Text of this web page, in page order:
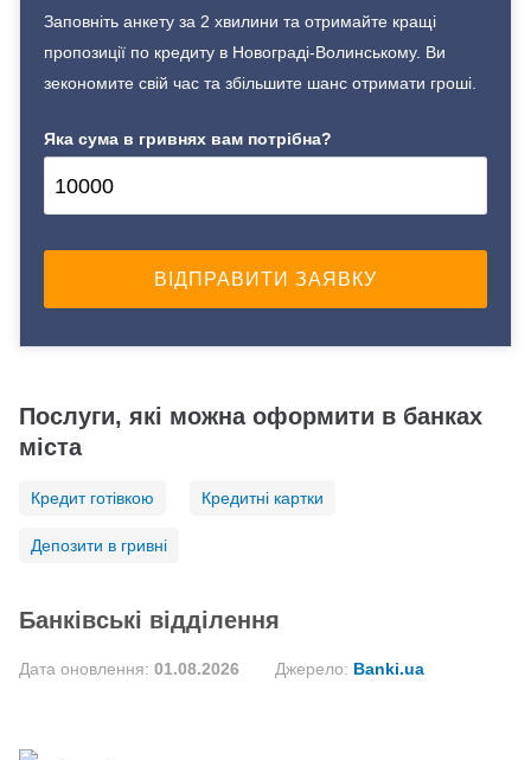
Заповніть анкету за 2 хвилини та отримайте кращі
пропозиції по кредиту в Новограді-Волинському. Ви
зекономите свій час та збільшите шанс отримати гроші.
Яка сума в гривнях вам потрібна?
Послуги, які можна оформити в банках
міста
Кредит готівкою Кредитні картки
Депозити в гривні
Банківські відділення
Дата оновлення: 01.08.2026 Джерело: Banki.ua